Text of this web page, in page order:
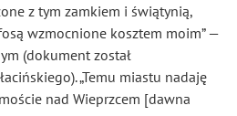
z tym zamkiem i świątynią,
wzmocnione kosztem moim” —
(dokument został
„Temu miastu nadaję
nad Wieprzcem [dawna